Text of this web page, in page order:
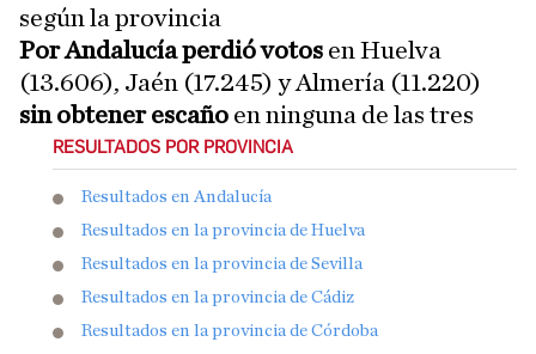
según la provincia
Por Andalucía perdió votos en Huelva
(13.606), Jaén (17.245) y Almería (11.220)
sin obtener escaño en ninguna de las tres
RESULTADOS POR PROVINCIA
Resultados en Andalucía
Resultados en la provincia de Huelva
Resultados en la provincia de Sevilla
Resultados en la provincia de Cádiz
Resultados en la provincia de Córdoba